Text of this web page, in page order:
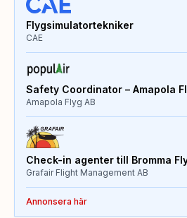
Flygsimulatortekniker
CAE
Safety Coordinator – Amapola
Amapola Flyg AB
Check-in agenter till Bromma
Grafair Flight Management AB
Annonsera här